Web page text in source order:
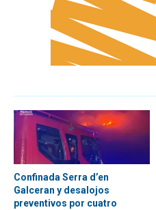
Confinada Serra d’en
Galceran y desalojos
preventivos por cuatro